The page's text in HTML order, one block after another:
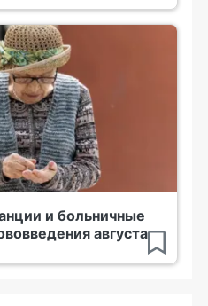
и больничные
августа